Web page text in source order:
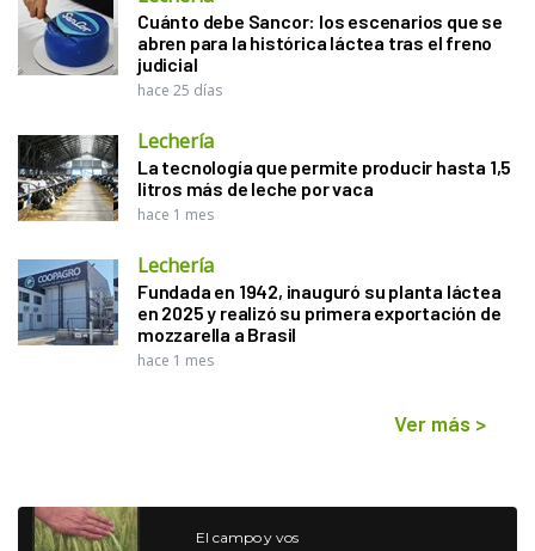
Cuánto debe Sancor: los escenarios que se
abren para la histórica láctea tras el freno
judicial
hace 25 días
Lechería
La tecnología que permite producir hasta 1,5
litros más de leche por vaca
hace 1 mes
Lechería
Fundada en 1942, inauguró su planta láctea
en 2025 y realizó su primera exportación de
mozzarella a Brasil
hace 1 mes
Ver más >
El campo y vos